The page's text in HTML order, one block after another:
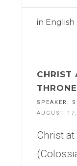
in English
CHRIST
SPEAKER:
AUGUST
Christ